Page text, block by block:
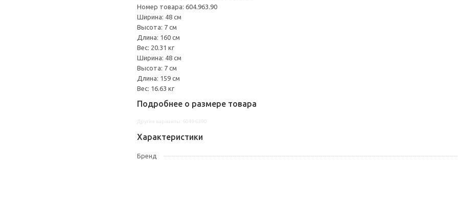
Номер товара: 604.963.90
Ширина: 48 см
Высота: 7 см
Длина: 160 см
Вес: 20.31 кг
Ширина: 48 см
Высота: 7 см
Длина: 159 см
Вес: 16.63 кг
Подробнее о размере товара
Характеристики
Бренд